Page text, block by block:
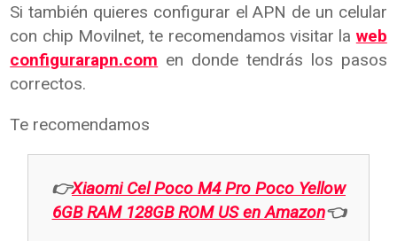
Si también quieres configurar el APN de un celular
con chip Movilnet, te recomendamos visitar la web
configurarapn.com en donde tendrás los pasos
correctos.
Te recomendamos
👉Xiaomi Cel Poco M4 Pro Poco Yellow
6GB RAM 128GB ROM US en Amazon👈